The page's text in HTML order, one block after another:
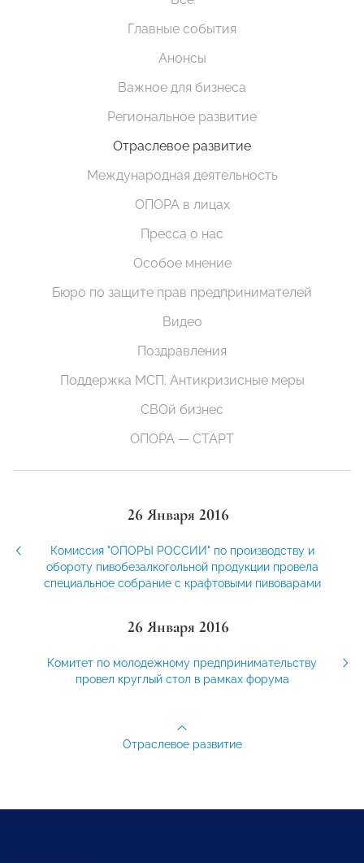
Главные события
Анонсы
Важное для бизнеса
Региональное развитие
Отраслевое развитие
Международная деятельность
ОПОРА в лицах
Пресса о нас
Особое мнение
Бюро по защите прав предпринимателей
Видео
Поздравления
Поддержка МСП. Антикризисные меры
СВОй бизнес
ОПОРА — СТАРТ
26 Января 2016
Комиссия "ОПОРЫ РОССИИ" по производству и
обороту пивобезалкогольной продукции провела
специальное собрание с крафтовыми пивоварами
26 Января 2016
Комитет по молодежному предпринимательству
провел круглый стол в рамках форума
Отраслевое развитие